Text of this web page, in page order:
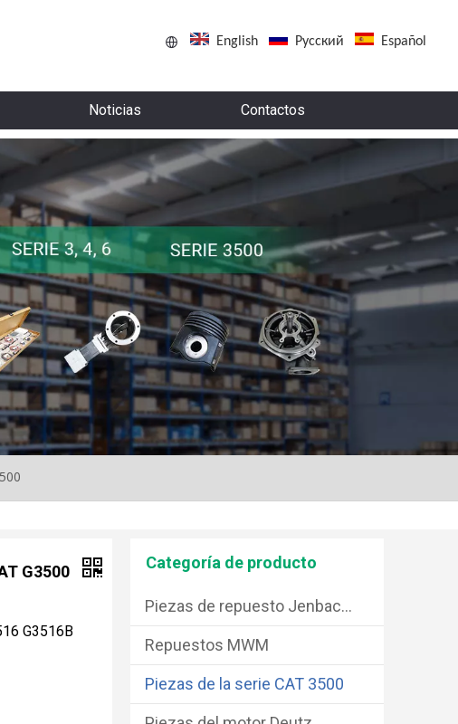
English Pусский Español
Noticias Contactos
G3500
G3516B
Categoría de producto
Piezas de repuesto Jenbacher
Repuestos MWM
Piezas de la serie CAT 3500